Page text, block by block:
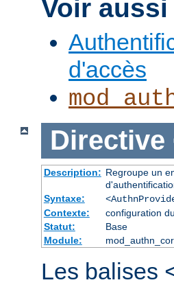
Voir aussi
d'accès
Directive
Description: Regroupe un
Syntaxe:
Contexte:
configuration
Statut:
Base
Module:
Les balises